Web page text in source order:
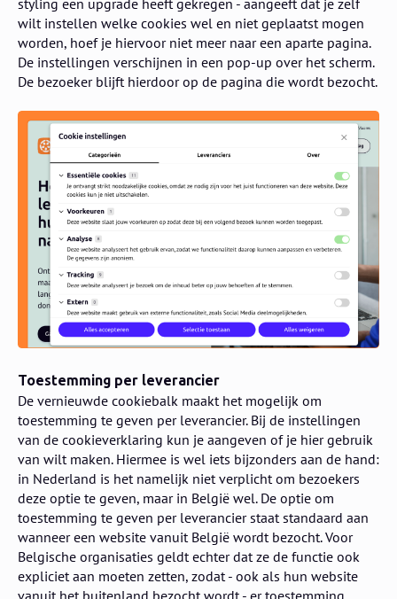
wilt instellen welke cookies wel en niet geplaatst mogen
worden, hoef je hiervoor niet meer naar een aparte pagina.
De instellingen verschijnen in een pop-up over het scherm.
De bezoeker blijft hierdoor op de pagina die wordt bezocht.
Toestemming per leverancier
De vernieuwde cookiebalk maakt het mogelijk om
toestemming te geven per leverancier. Bij de instellingen
van de cookieverklaring kun je aangeven of je hier gebruik
van wilt maken. Hiermee is wel iets bijzonders aan de hand:
in Nederland is het namelijk niet verplicht om bezoekers
deze optie te geven, maar in België wel. De optie om
toestemming te geven per leverancier staat standaard aan
wanneer een website vanuit België wordt bezocht. Voor
Belgische organisaties geldt echter dat ze de functie ook
expliciet aan moeten zetten, zodat - ook als hun website
vanuit het buitenland bezocht wordt - er toestemming